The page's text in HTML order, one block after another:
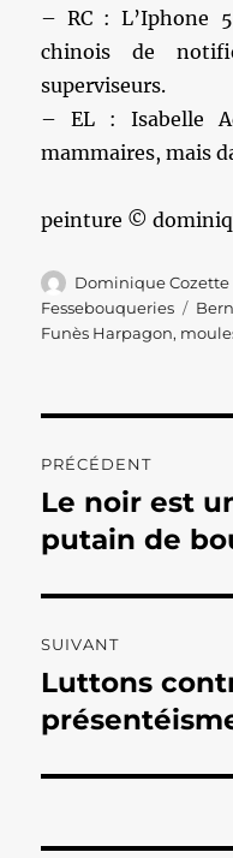
– RC : L’Iphone
chinois de
superviseurs.
– EL : Isabelle
mammaires, mais
peinture ©
Auteur
Dominique Cozette
Fessebouqueries
Funès Harpagon,
de
l’article
PRÉCÉDENT
Publication
précédente :
Le noir est
putain de
SUIVANT
Publication
suivante :
Luttons